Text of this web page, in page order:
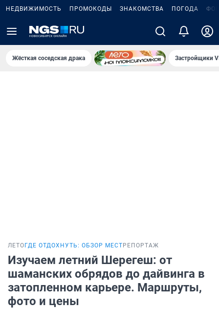
НЕДВИЖИМОСТЬ ПРОМОКОДЫ ЗНАКОМСТВА ПОГОДА
Жёсткая соседская драка Застройщики
ЛЕТО ГДЕ ОТДОХНУТЬ: ОБЗОР МЕСТ РЕПОРТАЖ
Изучаем летний Шерегеш: от
шаманских обрядов до дайвинга в
затопленном карьере. Маршруты,
фото и цены